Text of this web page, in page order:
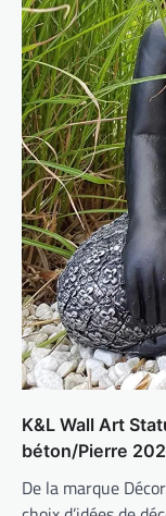
K&L Wall Art
béton/Pierre
De la marque